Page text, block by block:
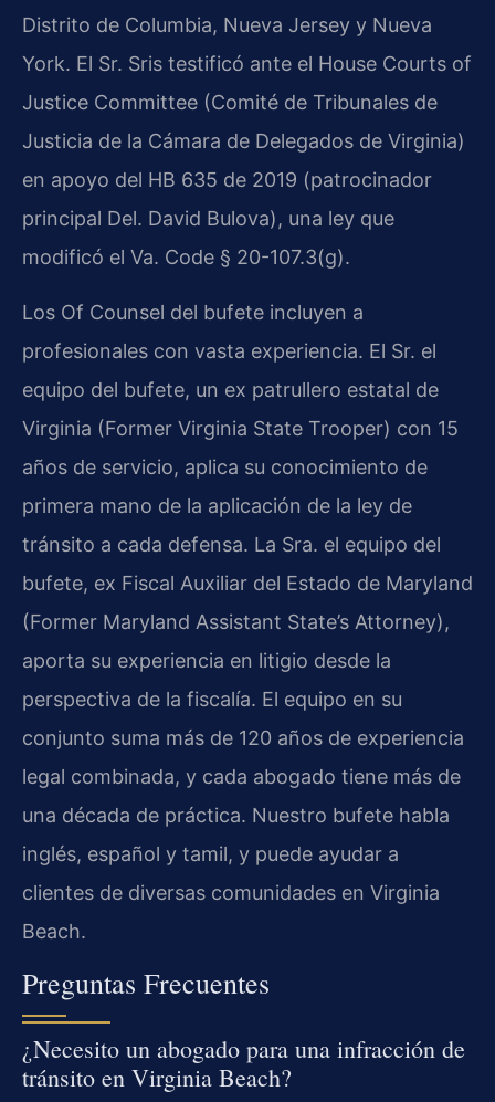
Distrito de Columbia, Nueva Jersey y Nueva
York. El Sr. Sris testificó ante el House Courts of
Justice Committee (Comité de Tribunales de
Justicia de la Cámara de Delegados de Virginia)
en apoyo del HB 635 de 2019 (patrocinador
principal Del. David Bulova), una ley que
modificó el Va. Code § 20-107.3(g).
Los Of Counsel del bufete incluyen a
profesionales con vasta experiencia. El Sr. el
equipo del bufete, un ex patrullero estatal de
Virginia (Former Virginia State Trooper) con 15
años de servicio, aplica su conocimiento de
primera mano de la aplicación de la ley de
tránsito a cada defensa. La Sra. el equipo del
bufete, ex Fiscal Auxiliar del Estado de Maryland
(Former Maryland Assistant State’s Attorney),
aporta su experiencia en litigio desde la
perspectiva de la fiscalía. El equipo en su
conjunto suma más de 120 años de experiencia
legal combinada, y cada abogado tiene más de
una década de práctica. Nuestro bufete habla
inglés, español y tamil, y puede ayudar a
clientes de diversas comunidades en Virginia
Beach.
Preguntas Frecuentes
¿Necesito un abogado para una infracción de
tránsito en Virginia Beach?